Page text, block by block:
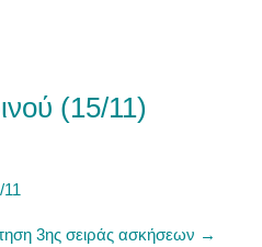
(15/11)
3ης σειράς ασκήσεων →